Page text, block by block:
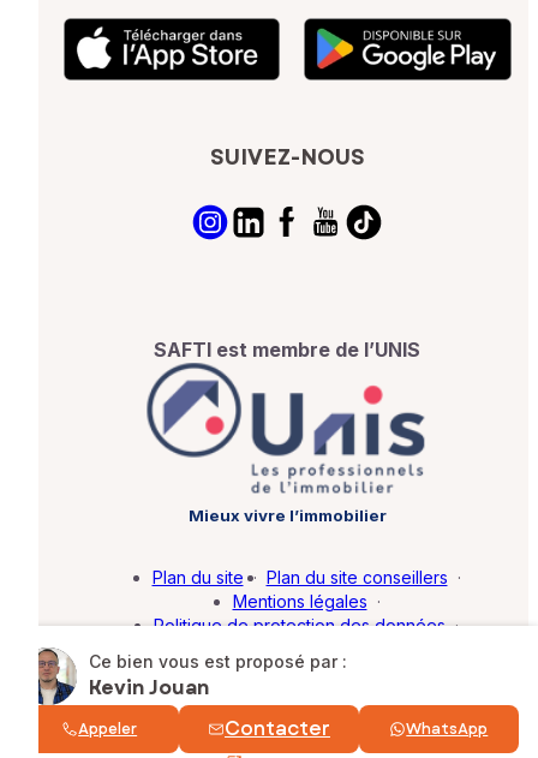
Ce bien vous est proposé par :
Kevin Jouan
Appeler Contacter WhatsApp
SUIVEZ-NOUS
SAFTI est membre de l’UNIS
Mieux vivre l’immobilier
© SAFTI 2026. Tous droits réservés.
Plan du site · Plan du site conseillers ·
Mentions légales ·
Politique de protection des données ·